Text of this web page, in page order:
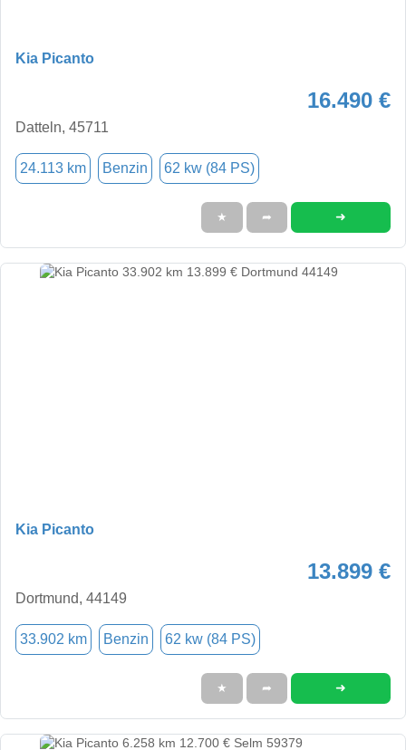
Kia Picanto
16.490 €
Datteln, 45711
24.113 km Benzin 62 kw (84 PS)
★ ➦ ➜
Kia Picanto
13.899 €
Dortmund, 44149
33.902 km Benzin 62 kw (84 PS)
★ ➦ ➜